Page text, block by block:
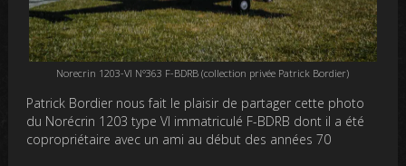
Norecrin 1203-VI N°363 F-BDRB (collection privée Patrick Bordier)
Patrick Bordier nous fait le plaisir de partager cette photo
du Norécrin 1203 type VI immatriculé F-BDRB dont il a été
copropriétaire avec un ami au début des années 70